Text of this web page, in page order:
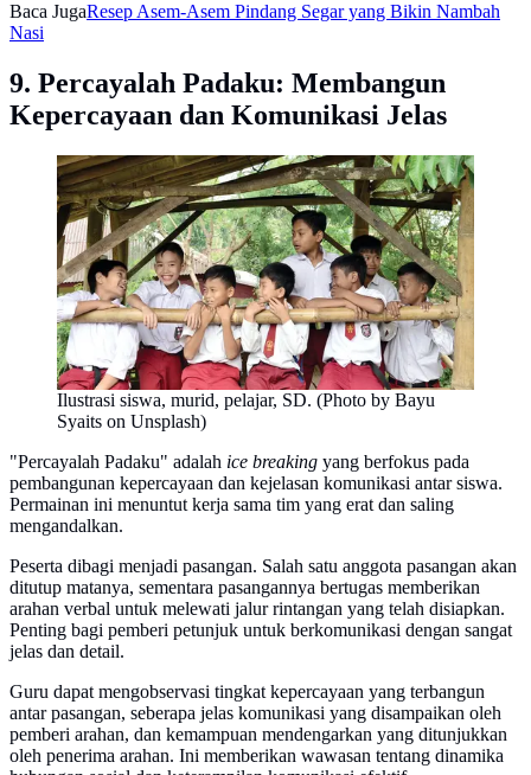
Baca JugaResep Asem-Asem Pindang Segar yang Bikin Nambah
Nasi
9. Percayalah Padaku: Membangun
Kepercayaan dan Komunikasi Jelas
Ilustrasi siswa, murid, pelajar, SD. (Photo by Bayu
Syaits on Unsplash)
"Percayalah Padaku" adalah ice breaking yang berfokus pada
pembangunan kepercayaan dan kejelasan komunikasi antar siswa.
Permainan ini menuntut kerja sama tim yang erat dan saling
mengandalkan.
Peserta dibagi menjadi pasangan. Salah satu anggota pasangan akan
ditutup matanya, sementara pasangannya bertugas memberikan
arahan verbal untuk melewati jalur rintangan yang telah disiapkan.
Penting bagi pemberi petunjuk untuk berkomunikasi dengan sangat
jelas dan detail.
Guru dapat mengobservasi tingkat kepercayaan yang terbangun
antar pasangan, seberapa jelas komunikasi yang disampaikan oleh
pemberi arahan, dan kemampuan mendengarkan yang ditunjukkan
oleh penerima arahan. Ini memberikan wawasan tentang dinamika